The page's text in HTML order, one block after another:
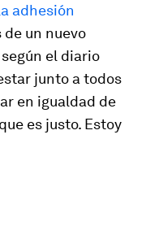
adhesión
de un nuevo
el diario
junto a todos
en igualdad de
es justo. Estoy